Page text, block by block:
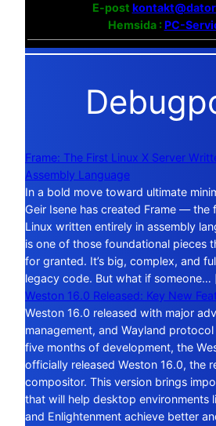
E-post
Hemsida :PC-
Frame: The First Linux X Server
Assembly Language
In a bold move toward ultimate
Geir Isene has created Frame — the
Linux written entirely in assembly
is one of those foundational pieces
for granted. It’s big, complex, and
legacy code. But what if
Weston 16.0 Released: Key New
Weston 16.0 released with major
management, and Wayland
five months of development, the
officially released Weston 16.0, the
compositor. This version brings
that will help desktop environments
and Enlightenment achieve better